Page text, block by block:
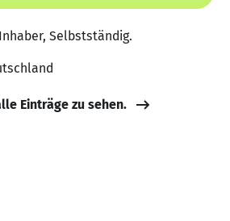
Selbstständig.
Einträge zu sehen.